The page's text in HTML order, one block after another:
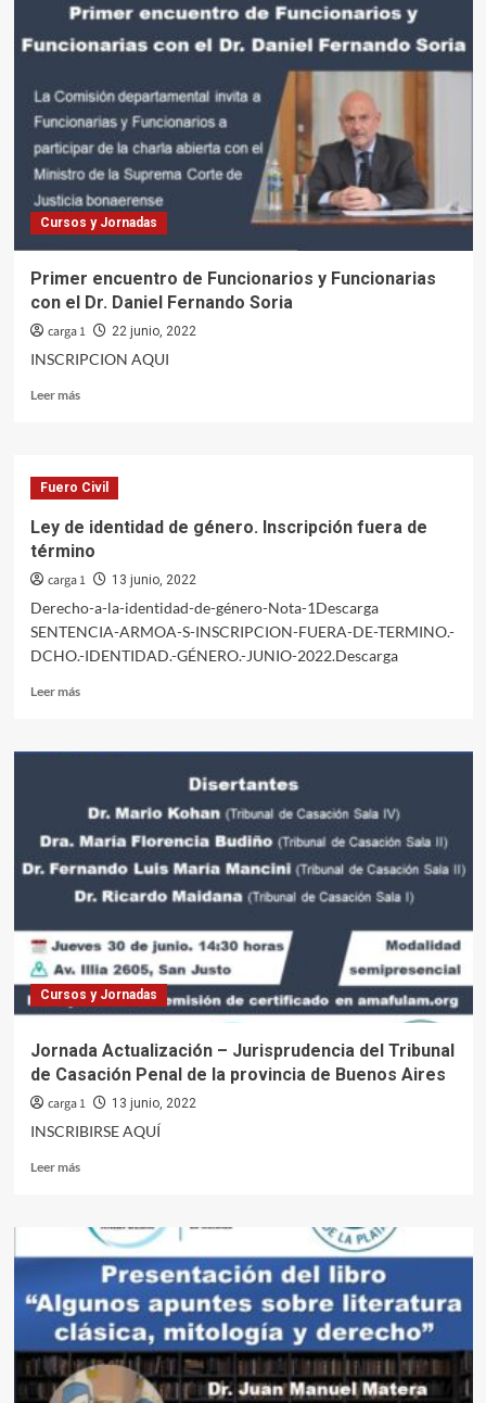
Cursos y Jornadas
Primer encuentro de Funcionarios y Funcionarias
con el Dr. Daniel Fernando Soria
carga 1 22 junio, 2022
INSCRIPCION AQUI
Leer másLeer
encuentro
de
y
Funcionarias
con
Dr.
Daniel
Fernando
Fuero Civil
Ley de identidad de género. Inscripción fuera de
término
carga 1 13 junio, 2022
Derecho-a-la-identidad-de-género-Nota-1Descarga
SENTENCIA-ARMOA-S-INSCRIPCION-FUERA-DE-TERMINO.-
DCHO.-IDENTIDAD.-GÉNERO.-JUNIO-2022.Descarga
Leer másLeer
Ley
de
género.
Inscripción
fuera
de
Cursos y Jornadas
Jornada Actualización – Jurisprudencia del Tribunal
de Casación Penal de la provincia de Buenos Aires
carga 1 13 junio, 2022
INSCRIBIRSE AQUÍ
Leer másLeer
Jornada
Actualización
Jurisprudencia
del
Tribunal
de
Casación
Penal